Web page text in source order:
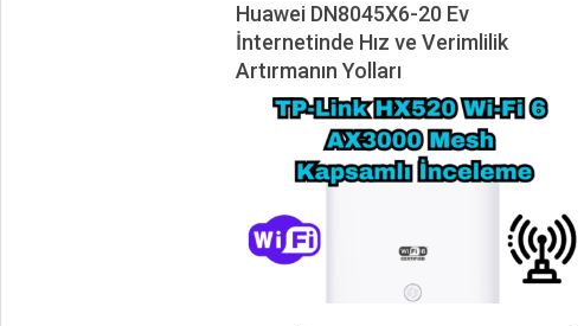
Huawei DN8045X6-20 Ev
İnternetinde Hız ve Verimlilik
Artırmanın Yolları
2026-